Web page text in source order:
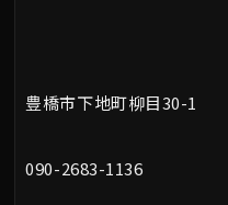
豊橋市下地町柳目30-1
090-2683-1136